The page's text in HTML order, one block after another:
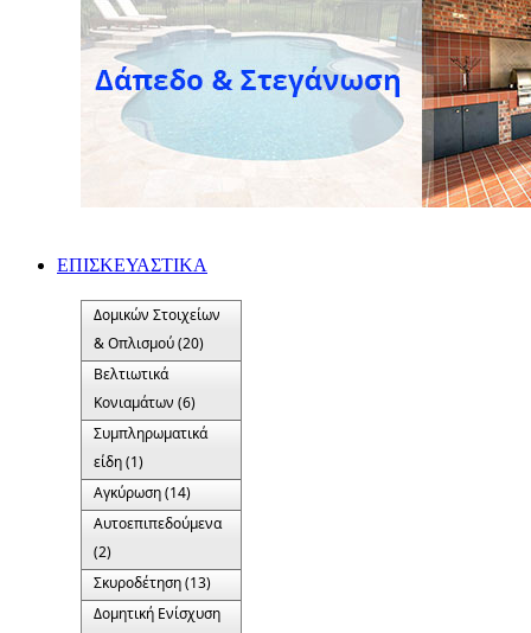
ΕΠΙΣΚΕΥΑΣΤΙΚΑ
Δομικών Στοιχείων
& Οπλισμού (20)
Βελτιωτικά
Κονιαμάτων (6)
Συμπληρωματικά
είδη (1)
Αγκύρωση (14)
Αυτοεπιπεδούμενα
(2)
Σκυροδέτηση (13)
Δομητική Ενίσχυση